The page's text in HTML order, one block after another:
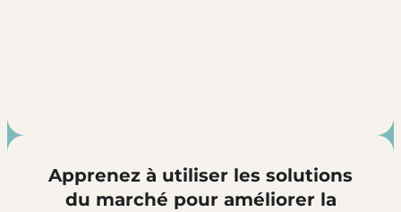
Apprenez à utiliser les solutions
du marché pour améliorer la